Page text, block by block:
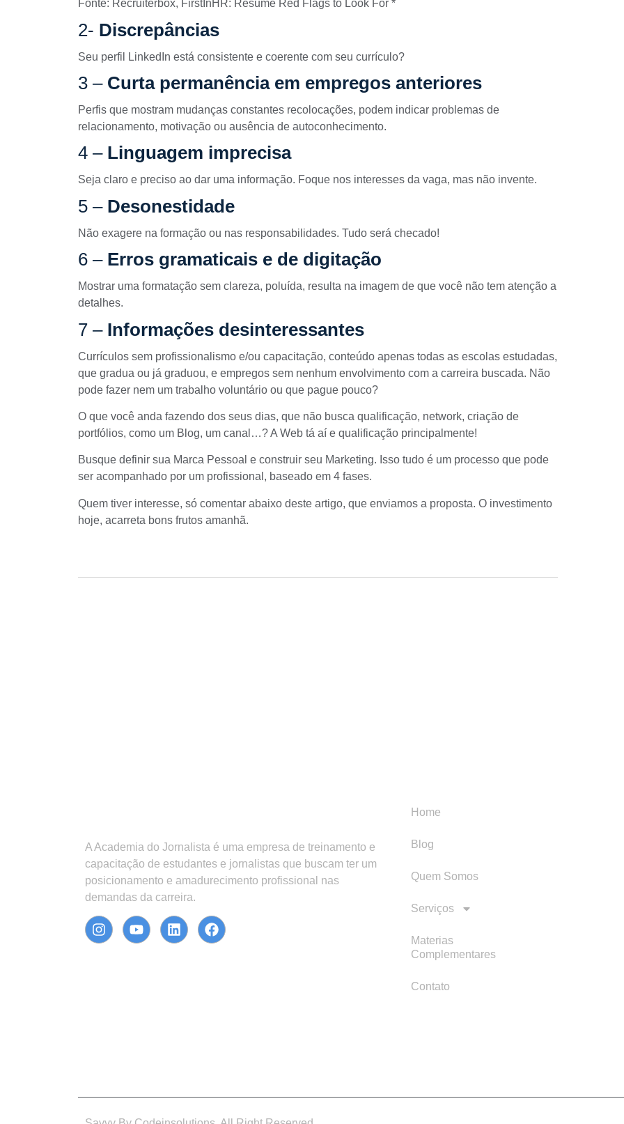
Fonte: Recruiterbox, FirstInHR: Resume Red Flags to Look For *
2- Discrepâncias
Seu perfil LinkedIn está consistente e coerente com seu currículo?
3 – Curta permanência em empregos anteriores
Perfis que mostram mudanças constantes recolocações, podem indicar problemas de
relacionamento, motivação ou ausência de autoconhecimento.
4 – Linguagem imprecisa
Seja claro e preciso ao dar uma informação. Foque nos interesses da vaga, mas não invente.
5 – Desonestidade
Não exagere na formação ou nas responsabilidades. Tudo será checado!
6 – Erros gramaticais e de digitação
Mostrar uma formatação sem clareza, poluída, resulta na imagem de que você não tem atenção a
detalhes.
7 – Informações desinteressantes
Currículos sem profissionalismo e/ou capacitação, conteúdo apenas todas as escolas estudadas,
que gradua ou já graduou, e empregos sem nenhum envolvimento com a carreira buscada. Não
pode fazer nem um trabalho voluntário ou que pague pouco?
O que você anda fazendo dos seus dias, que não busca qualificação, network, criação de
portfólios, como um Blog, um canal…? A Web tá aí e qualificação principalmente!
Busque definir sua Marca Pessoal e construir seu Marketing. Isso tudo é um processo que pode
ser acompanhado por um profissional, baseado em 4 fases.
Quem tiver interesse, só comentar abaixo deste artigo, que enviamos a proposta. O investimento
hoje, acarreta bons frutos amanhã.
A Academia do Jornalista é uma empresa de treinamento e
capacitação de estudantes e jornalistas que buscam ter um
posicionamento e amadurecimento profissional nas
demandas da carreira.
Home
Blog
Quem Somos
Serviços
Materias
Complementares
Contato